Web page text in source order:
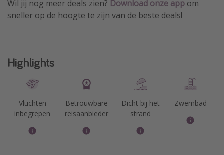
Wil jij nog meer deals zien? Download onze app om
sneller op de hoogte te zijn van de beste deals!
Highlights
Vluchten
inbegrepen
Betrouwbare
reisaanbieder
Dicht bij het
strand
Zwembad